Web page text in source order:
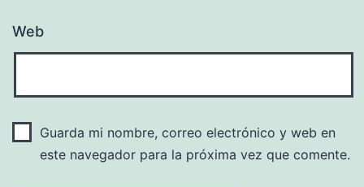
Web
Guarda mi nombre, correo electrónico y web en
este navegador para la próxima vez que comente.